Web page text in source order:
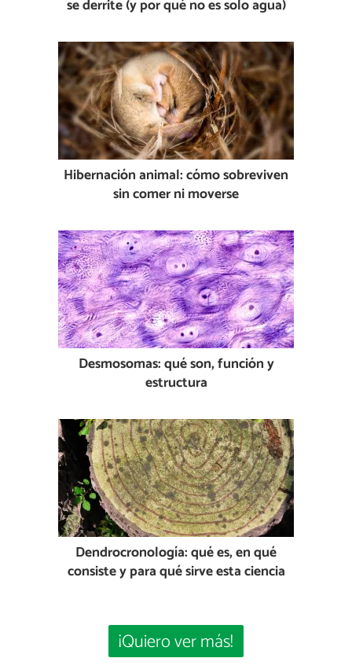
se derrite (y por qué no es solo agua)
Hibernación animal: cómo sobreviven
sin comer ni moverse
Desmosomas: qué son, función y
estructura
Dendrocronología: qué es, en qué
consiste y para qué sirve esta ciencia
¡Quiero ver más!